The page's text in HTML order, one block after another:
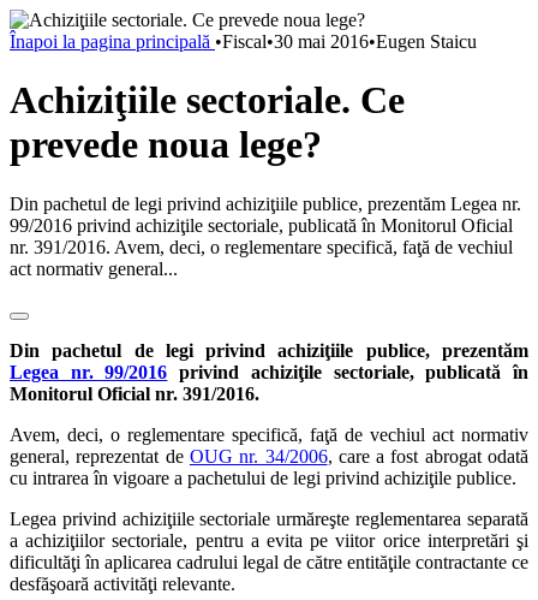
Înapoi la pagina principală •Fiscal•30 mai 2016•Eugen Staicu
Achiziţiile sectoriale. Ce
prevede noua lege?
Din pachetul de legi privind achiziţiile publice, prezentăm Legea nr.
99/2016 privind achiziţile sectoriale, publicată în Monitorul Oficial
nr. 391/2016. Avem, deci, o reglementare specifică, faţă de vechiul
act normativ general...
Din pachetul de legi privind achiziţiile publice, prezentăm
Legea nr. 99/2016 privind achiziţile sectoriale, publicată în
Monitorul Oficial nr. 391/2016.
Avem, deci, o reglementare specifică, faţă de vechiul act normativ
general, reprezentat de OUG nr. 34/2006, care a fost abrogat odată
cu intrarea în vigoare a pachetului de legi privind achiziţile publice.
Legea privind achiziţiile sectoriale urmăreşte reglementarea separată
a achiziţiilor sectoriale, pentru a evita pe viitor orice interpretări şi
dificultăţi în aplicarea cadrului legal de către entităţile contractante ce
desfăşoară activităţi relevante.